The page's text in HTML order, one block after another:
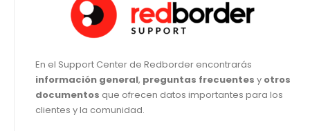
En el Support Center de Redborder encontrarás
información general, preguntas frecuentes y otros
documentos que ofrecen datos importantes para los
clientes y la comunidad.